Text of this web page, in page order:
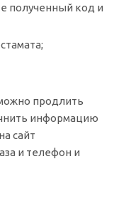
полученный код и
продлить
информацию
сайт
и телефон и